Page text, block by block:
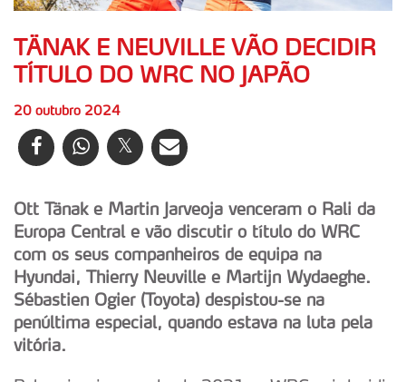
TÄNAK E NEUVILLE VÃO DECIDIR
TÍTULO DO WRC NO JAPÃO
20 outubro 2024
Ott Tänak e Martin Jarveoja venceram o Rali da
Europa Central e vão discutir o título do WRC
com os seus companheiros de equipa na
Hyundai, Thierry Neuville e Martijn Wydaeghe.
Sébastien Ogier (Toyota) despistou-se na
penúltima especial, quando estava na luta pela
vitória.